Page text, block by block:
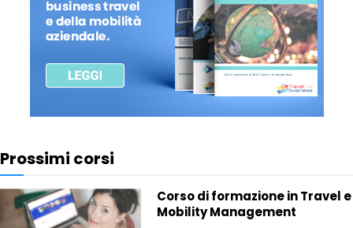
Prossimi corsi
Corso di formazione in Travel e
Mobility Management